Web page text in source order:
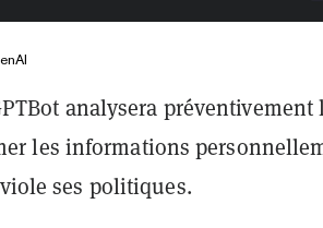
analysera préventivement
les informations
ses politiques.